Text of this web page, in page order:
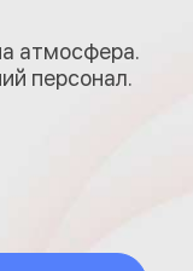
атмосфера.
персонал.